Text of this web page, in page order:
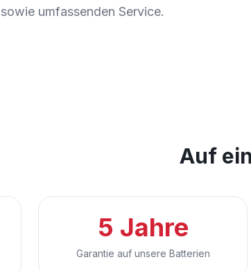
sowie umfassenden Service.
Auf
5 Jahre
Garantie auf unsere Batterien